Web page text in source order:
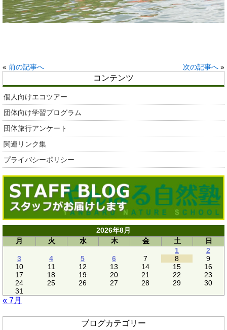
« 前の記事へ 次の記事へ »
コンテンツ
個人向けエコツアー
団体向け学習プログラム
団体旅行アンケート
関連リンク集
プライバシーポリシー
2026年8月
月
火 水 木 金 土
日
1
2
3
4 5 6 7 8
9
10
11 12 13 14 15
16
17
18 19 20 21 22
23
24
25 26 27 28 29
30
31
« 7月
ブログカテゴリー